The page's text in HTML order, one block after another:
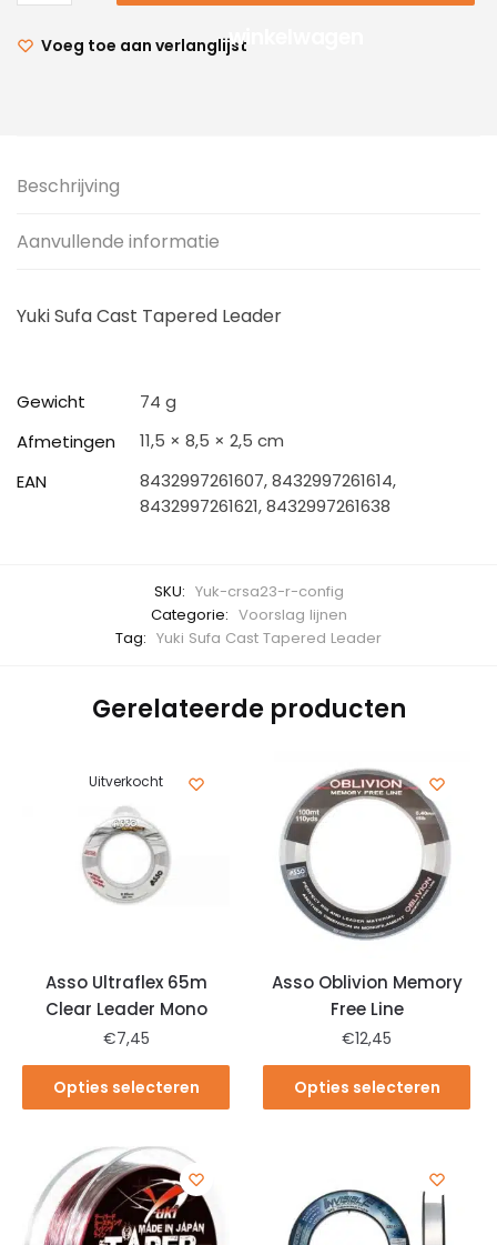
winkelwagen
Voeg toe aan verlanglijst
Beschrijving
Aanvullende informatie
Yuki Sufa Cast Tapered Leader
Gewicht
74 g
Afmetingen
11,5 × 8,5 × 2,5 cm
EAN
8432997261607, 8432997261614,
8432997261621, 8432997261638
SKU: Yuk-crsa23-r-config
Categorie: Voorslag lijnen
Tag: Yuki Sufa Cast Tapered Leader
Gerelateerde producten
Uitverkocht
Asso Ultraflex 65m
Clear Leader Mono
€7,45
Opties selecteren
Asso Oblivion Memory
Free Line
€12,45
Opties selecteren